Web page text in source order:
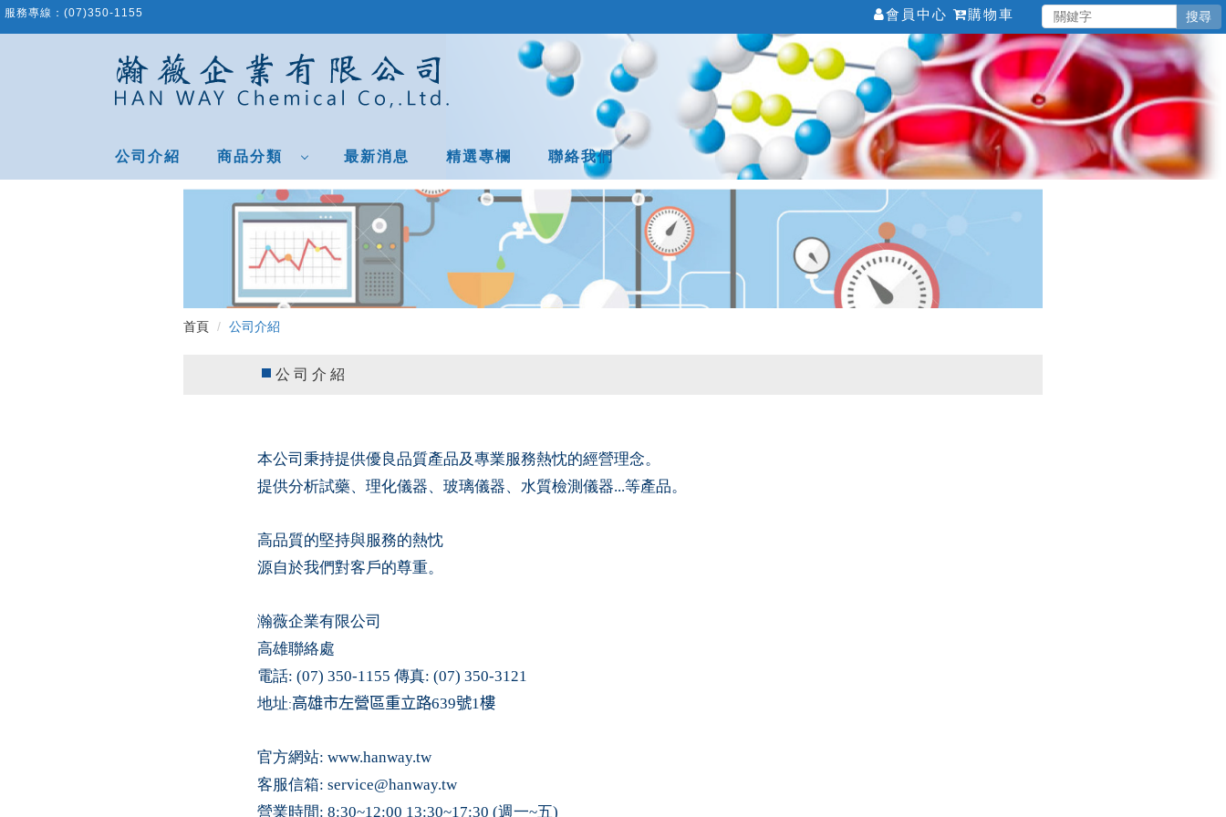
跳
到
服務專線： (07)350-1155 會員中心 購物車 搜尋
公司介紹 商品分類 最新消息 精選專欄 聯絡我們
首頁 公司介紹
公司介紹
本公司秉持提供優良品質產品及專業服務熱忱的經營理念。
提供分析試藥、 理化儀器、 玻璃儀器、 水質檢測儀器...等產品。
高品質的堅持與服務的熱忱
源自於我們對客戶的尊重。
瀚薇企業有限公司
高雄聯絡處
電話: (07) 350-1155 傳真: (07) 350-3121
地址:高雄市左營區重立路639號1樓
官方網站: www.hanway.tw
客服信箱: service@hanway.tw
營業時間: 8:30~12:00 13:30~17:30 (週一~五)